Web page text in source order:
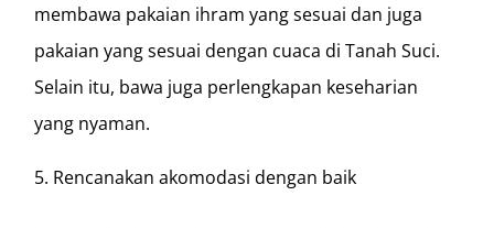
membawa pakaian ihram yang sesuai dan juga
pakaian yang sesuai dengan cuaca di Tanah Suci.
Selain itu, bawa juga perlengkapan keseharian
yang nyaman.
Rencanakan akomodasi dengan baik